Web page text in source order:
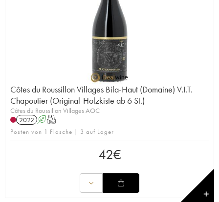
Côtes du Roussillon Villages Bila-Haut (Domaine) V.I.T.
Chapoutier (Original-Holzkiste ab 6 St.)
Côtes du Roussillon Villages AOC
2022 AT
Posten von 1 Flasche | 3 auf Lager
42€
✕